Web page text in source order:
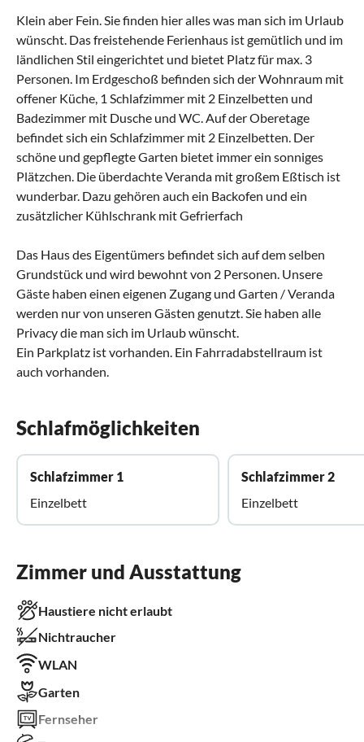
Klein aber Fein. Sie finden hier alles was man sich im Urlaub
wünscht. Das freistehende Ferienhaus ist gemütlich und im
ländlichen Stil eingerichtet und bietet Platz für max. 3
Personen. Im Erdgeschoß befinden sich der Wohnraum mit
offener Küche, 1 Schlafzimmer mit 2 Einzelbetten und
Badezimmer mit Dusche und WC. Auf der Oberetage
befindet sich ein Schlafzimmer mit 2 Einzelbetten. Der
schöne und gepflegte Garten bietet immer ein sonniges
Plätzchen. Die überdachte Veranda mit großem Eßtisch ist
wunderbar. Dazu gehören auch ein Backofen und ein
zusätzlicher Kühlschrank mit Gefrierfach
Das Haus des Eigentümers befindet sich auf dem selben
Grundstück und wird bewohnt von 2 Personen. Unsere
Gäste haben einen eigenen Zugang und Garten / Veranda
werden nur von unseren Gästen genutzt. Sie haben alle
Privacy die man sich im Urlaub wünscht.
Ein Parkplatz ist vorhanden. Ein Fahrradabstellraum ist
auch vorhanden.
Schlafmöglichkeiten
Schlafzimmer 1
Einzelbett
Schlafzimmer 2
Einzelbett
Zimmer und Ausstattung
Haustiere nicht erlaubt
Nichtraucher
WLAN
Garten
Fernseher